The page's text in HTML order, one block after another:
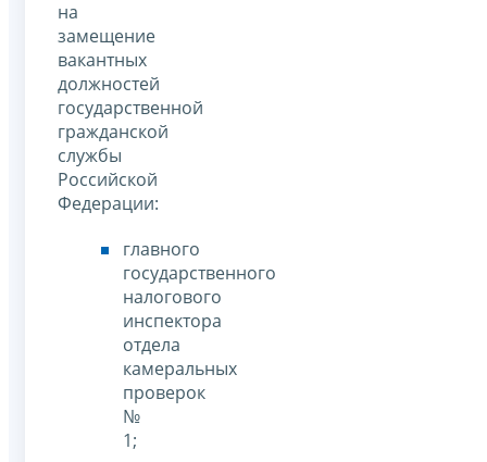
на
замещение
вакантных
должностей
государственной
гражданской
службы
Российской
Федерации:
главного
государственного
налогового
инспектора
отдела
камеральных
проверок
№
1;